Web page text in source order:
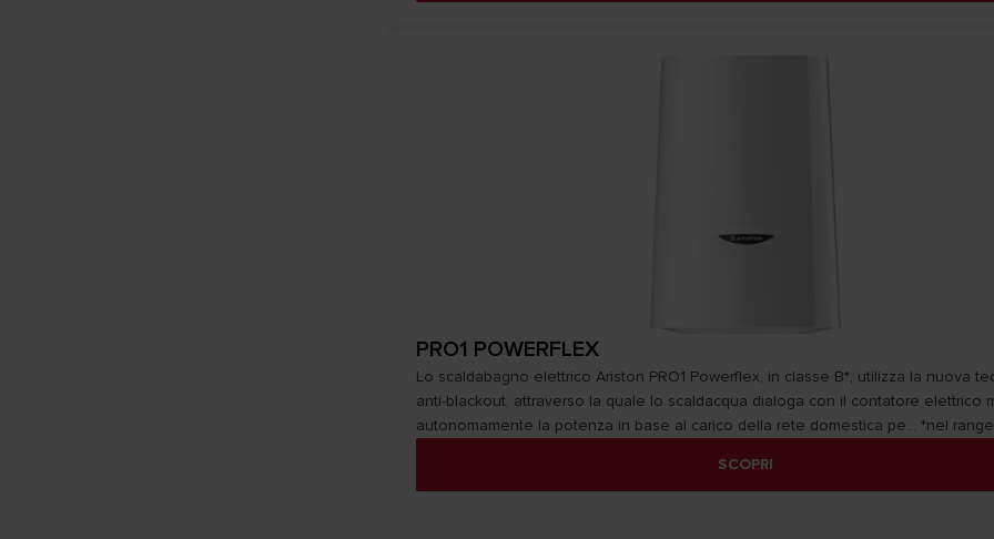
PRO1 POWERFLEX
Lo scaldabagno elettrico Ariston PRO1 Powerflex, in classe B*, utilizza la nuova
anti-blackout, attraverso la quale lo scaldacqua dialoga con il contatore elettrico
autonomamente la potenza in base al carico della rete domestica pe... *nel range
SCOPRI